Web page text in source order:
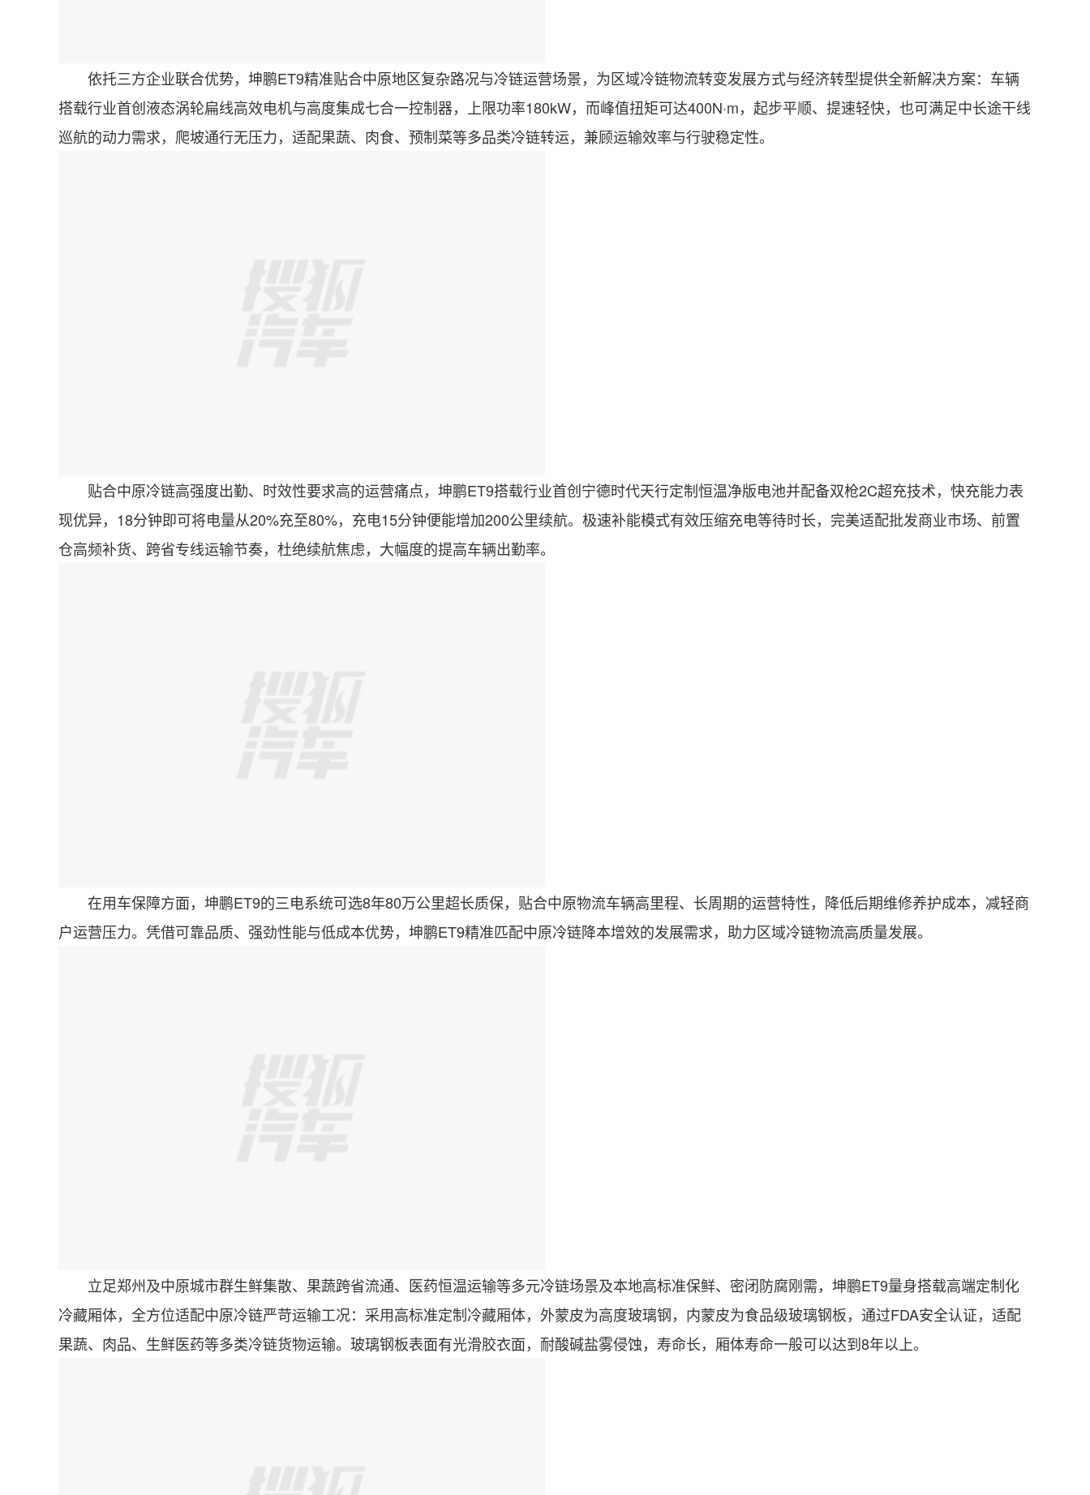
依托三方企业联合优势，坤鹏ET9精准贴合中原地区复杂路况与冷链运营场景，为区域冷链物流转变发展方式与经济转型提供全新解决方案：车辆
搭载行业首创液态涡轮扁线高效电机与高度集成七合一控制器，上限功率180kW，而峰值扭矩可达400N·m，起步平顺、提速轻快，也可满足中长途干线
巡航的动力需求，爬坡通行无压力，适配果蔬、肉食、预制菜等多品类冷链转运，兼顾运输效率与行驶稳定性。
贴合中原冷链高强度出勤、时效性要求高的运营痛点，坤鹏ET9搭载行业首创宁德时代天行定制恒温净版电池并配备双枪2C超充技术，快充能力表
现优异，18分钟即可将电量从20%充至80%，充电15分钟便能增加200公里续航。极速补能模式有效压缩充电等待时长，完美适配批发商业市场、前置
仓高频补货、跨省专线运输节奏，杜绝续航焦虑，大幅度的提高车辆出勤率。
在用车保障方面，坤鹏ET9的三电系统可选8年80万公里超长质保，贴合中原物流车辆高里程、长周期的运营特性，降低后期维修养护成本，减轻商
户运营压力。凭借可靠品质、强劲性能与低成本优势，坤鹏ET9精准匹配中原冷链降本增效的发展需求，助力区域冷链物流高质量发展。
立足郑州及中原城市群生鲜集散、果蔬跨省流通、医药恒温运输等多元冷链场景及本地高标准保鲜、密闭防腐刚需，坤鹏ET9量身搭载高端定制化
冷藏厢体，全方位适配中原冷链严苛运输工况：采用高标准定制冷藏厢体，外蒙皮为高度玻璃钢，内蒙皮为食品级玻璃钢板，通过FDA安全认证，适配
果蔬、肉品、生鲜医药等多类冷链货物运输。玻璃钢板表面有光滑胶衣面，耐酸碱盐雾侵蚀，寿命长，厢体寿命一般可以达到8年以上。